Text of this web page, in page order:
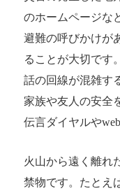
のホームページな
避難の呼びかけが
ることが大切です
話の回線が混雑す
家族や友人の安全
伝言ダイヤルや
火山から遠く離れ
禁物です。たとえ